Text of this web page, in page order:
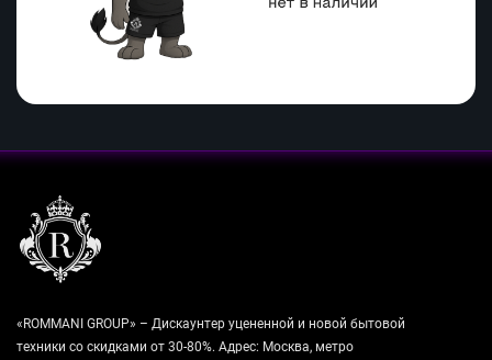
«ROMMANI GROUP» – Дискаунтер уцененной и новой бытовой
техники со скидками от 30-80%. Адрес: Москва, метро